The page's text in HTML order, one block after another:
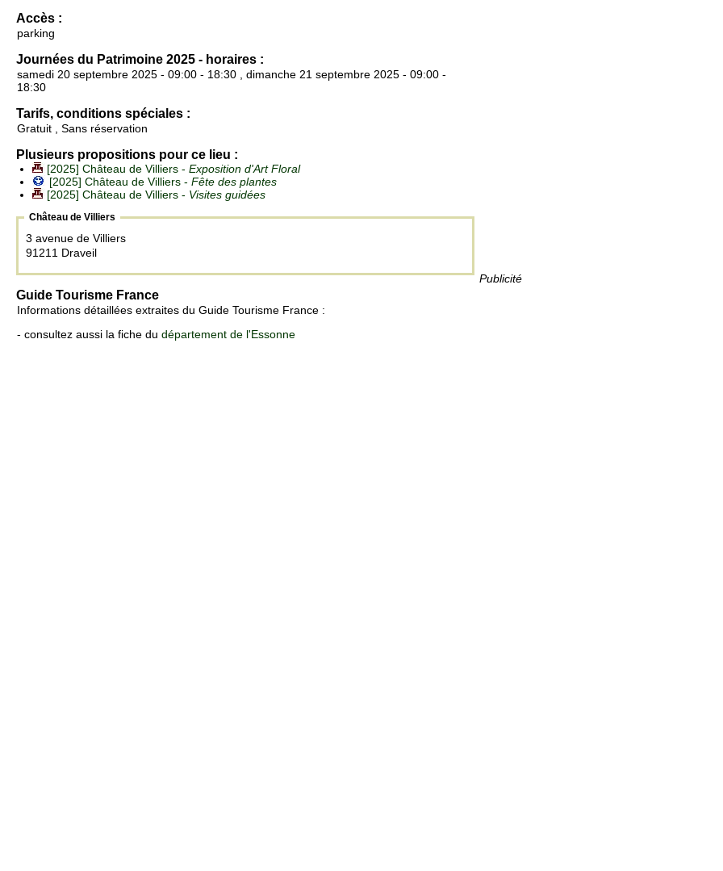
Publicité
Accès :
parking
Journées du Patrimoine 2025 - horaires :
samedi 20 septembre 2025 - 09:00 - 18:30 , dimanche 21 septembre 2025 - 09:00 -
18:30
Tarifs, conditions spéciales :
Gratuit , Sans réservation
Plusieurs propositions pour ce lieu :
[2025] Château de Villiers - Exposition d'Art Floral
[2025] Château de Villiers - Fête des plantes
[2025] Château de Villiers - Visites guidées
Château de Villiers
3 avenue de Villiers
91211 Draveil
Guide Tourisme France
Informations détaillées extraites du Guide Tourisme France :
- consultez aussi la fiche du département de l'Essonne